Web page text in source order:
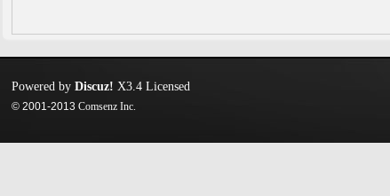
Powered byDiscuz! X3.4 Licensed
© 2001-2013Comsenz Inc.